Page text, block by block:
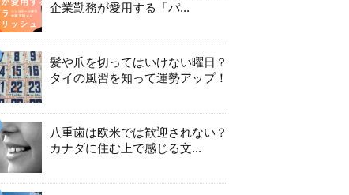
企業勤務が愛用する「パ...
髪や爪を切ってはいけない曜日？
タイの風習を知って運勢アップ！
八重歯は欧米では歓迎されない？
カナダに住む上で感じる文...